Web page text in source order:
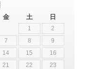
金 土 日
1
2
7 8
9
14 15
16
21 22
23